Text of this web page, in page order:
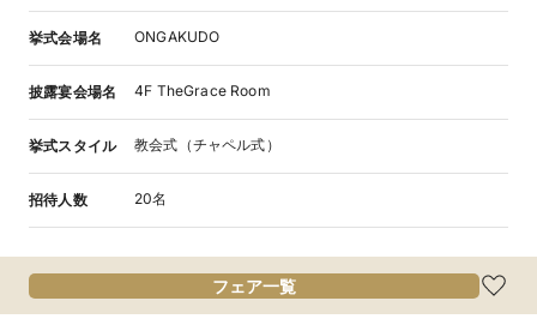
挙式会場名 ONGAKUDO
披露宴会場名 4F TheGrace Room
挙式スタイル 教会式（チャペル式）
招待人数 20名
フェア一覧